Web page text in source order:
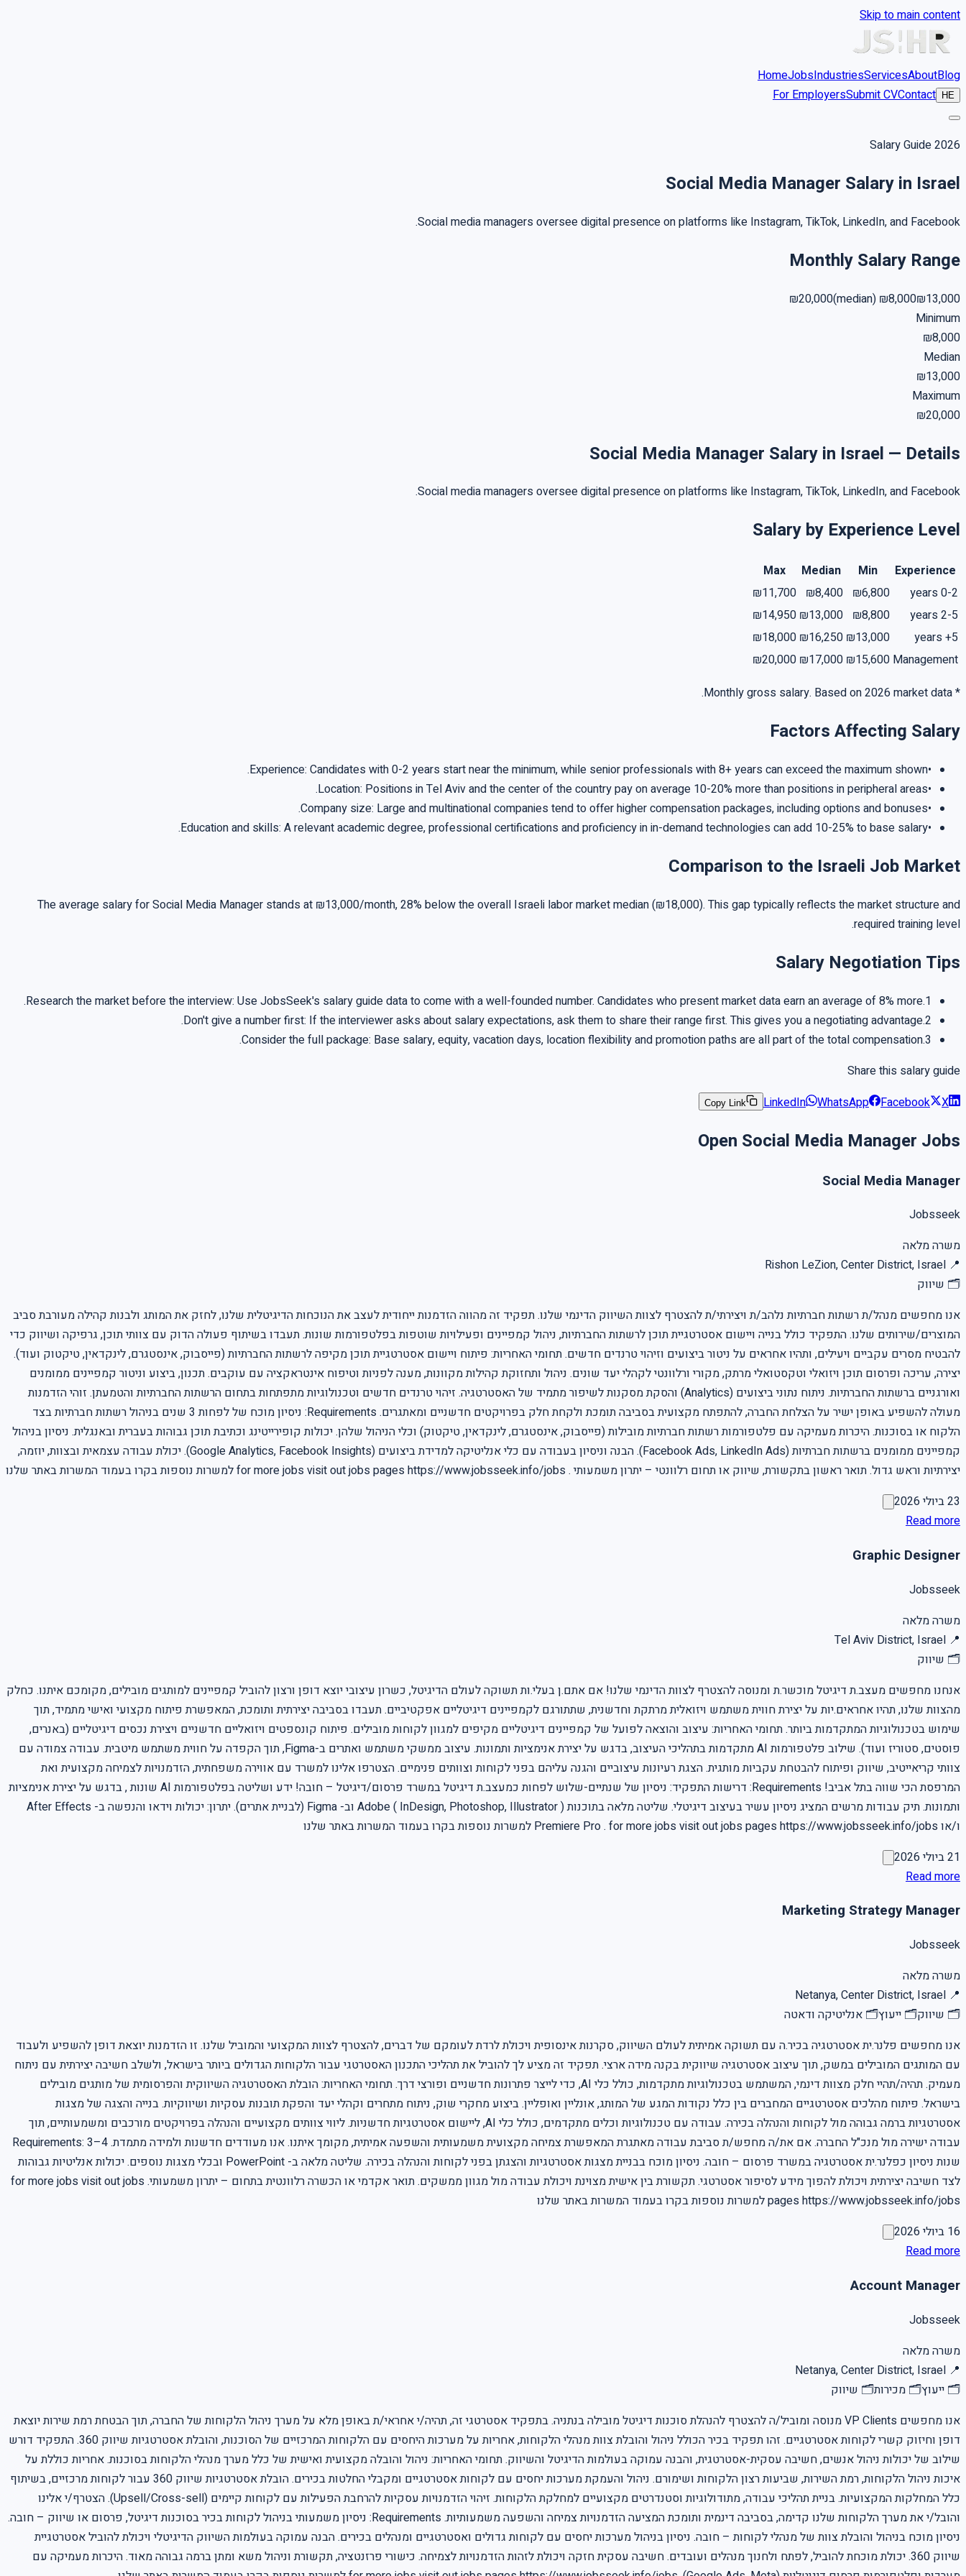
Skip to main content
HomeJobsIndustriesServicesAboutBlog
HE
For EmployersSubmit CVContact
Salary Guide 2026
Social Media Manager Salary in Israel
Social media managers oversee digital presence on platforms like Instagram, TikTok, LinkedIn, and Facebook.
Monthly Salary Range
₪8,000₪13,000
(median)
₪20,000
Minimum
₪8,000
Median
₪13,000
Maximum
₪20,000
Social Media Manager Salary in Israel — Details
Social media managers oversee digital presence on platforms like Instagram, TikTok, LinkedIn, and Facebook.
Salary by Experience Level
Experience
Min
Median
Max
0-2 years
₪6,800
₪8,400
₪11,700
2-5 years
₪8,800
₪13,000
₪14,950
5+ years
₪13,000
₪16,250
₪18,000
Management
₪15,600
₪17,000
₪20,000
* Monthly gross salary. Based on 2026 market data.
Factors Affecting Salary
•
Experience: Candidates with 0-2 years start near the minimum, while senior professionals with 8+ years can exceed the maximum shown.
•
Location: Positions in Tel Aviv and the center of the country pay on average 10-20% more than positions in peripheral areas.
•
Company size: Large and multinational companies tend to offer higher compensation packages, including options and bonuses.
•
Education and skills: A relevant academic degree, professional certifications and proficiency in in-demand technologies can add 10-25% to base salary.
Comparison to the Israeli Job Market
The average salary for Social Media Manager stands at ₪13,000/month, 28% below the overall Israeli labor market median (₪18,000). This gap typically reflects the market structure and
required training level.
Salary Negotiation Tips
1.
Research the market before the interview: Use JobsSeek's salary guide data to come with a well-founded number. Candidates who present market data earn an average of 8% more.
2.
Don't give a number first: If the interviewer asks about salary expectations, ask them to share their range first. This gives you a negotiating advantage.
3.
Consider the full package: Base salary, equity, vacation days, location flexibility and promotion paths are all part of the total compensation.
Share this salary guide
LinkedIn
WhatsApp Facebook X
Copy Link
Open Social Media Manager Jobs
Social Media Manager
Jobsseek
משרה מלאה
📍
Rishon LeZion, Center District, Israel
🗂 שיווק
אנו מחפשים מנהל/ת רשתות חברתיות נלהב/ת ויצירתי/ת להצטרף לצוות השיווק הדינמי שלנו. תפקיד זה מהווה הזדמנות ייחודית לעצב את הנוכחות הדיגיטלית שלנו, לחזק את המותג ולבנות קהילה מעורבת סביב
המוצרים/שירותים שלנו. התפקיד כולל בנייה ויישום אסטרטגיית תוכן לרשתות החברתיות, ניהול קמפיינים ופעילויות שוטפות בפלטפורמות שונות. תעבדו בשיתוף פעולה הדוק עם צוותי תוכן, גרפיקה ושיווק כדי
להבטיח מסרים עקביים ויעילים, ותהיו אחראים על ניטור ביצועים וזיהוי טרנדים חדשים. תחומי האחריות: פיתוח ויישום אסטרטגיית תוכן מקיפה לרשתות החברתיות (פייסבוק, אינסטגרם, לינקדאין, טיקטוק ועוד).
יצירה, עריכה ופרסום תוכן ויזואלי וטקסטואלי מרתק, מקורי ורלוונטי לקהלי יעד שונים. ניהול ותחזוקת קהילות מקוונות, מענה לפניות וטיפוח אינטראקציה עם עוקבים. תכנון, ביצוע וניטור קמפיינים ממומנים
ואורגניים ברשתות החברתיות. ניתוח נתוני ביצועים (Analytics) והסקת מסקנות לשיפור מתמיד של האסטרטגיה. זיהוי טרנדים חדשים וטכנולוגיות מתפתחות בתחום הרשתות החברתיות והטמעתן. זוהי הזדמנות
מעולה להשפיע באופן ישיר על הצלחת החברה, להתפתח מקצועית בסביבה תומכת ולקחת חלק בפרויקטים חדשניים ומאתגרים. Requirements: ניסיון מוכח של לפחות 3 שנים בניהול רשתות חברתיות בצד
הלקוח או בסוכנות. היכרות מעמיקה עם פלטפורמות רשתות חברתיות מובילות (פייסבוק, אינסטגרם, לינקדאין, טיקטוק) וכלי הניהול שלהן. יכולות קופירייטינג וכתיבת תוכן גבוהות בעברית ובאנגלית. ניסיון בניהול
קמפיינים ממומנים ברשתות חברתיות (Facebook Ads, LinkedIn Ads). הבנה וניסיון בעבודה עם כלי אנליטיקה למדידת ביצועים (Google Analytics, Facebook Insights). יכולת עבודה עצמאית ובצוות, יוזמה,
יצירתיות וראש גדול. תואר ראשון בתקשורת, שיווק או תחום רלוונטי – יתרון משמעותי . for more jobs visit out jobs pages https://www.jobsseek.info/jobs למשרות נוספות בקרו בעמוד המשרות באתר שלנו
23 ביולי 2026
Read more
Graphic Designer
Jobsseek
משרה מלאה
📍
Tel Aviv District, Israel
🗂 שיווק
אנחנו מחפשים מעצב.ת דיגיטל מוכשר.ת ומנוסה להצטרף לצוות הדינמי שלנו! אם אתם.ן בעלי.ות תשוקה לעולם הדיגיטל, כשרון עיצובי יוצא דופן ורצון להוביל קמפיינים למותגים מובילים, מקומכם איתנו. כחלק
מהצוות שלנו, תהיו אחראים.יות על יצירת חווית משתמש ויזואלית מרתקת וחדשנית, שתתורגם לקמפיינים דיגיטליים אפקטיביים. תעבדו בסביבה יצירתית ותומכת, המאפשרת פיתוח מקצועי ואישי מתמיד, תוך
שימוש בטכנולוגיות המתקדמות ביותר. תחומי האחריות: עיצוב והוצאה לפועל של קמפיינים דיגיטליים מקיפים למגוון לקוחות מובילים. פיתוח קונספטים ויזואליים חדשניים ויצירת נכסים דיגיטליים (באנרים,
פוסטים, סטוריז ועוד). שילוב פלטפורמות AI מתקדמות בתהליכי העיצוב, בדגש על יצירת אנימציות ותמונות. עיצוב ממשקי משתמש ואתרים ב-Figma, תוך הקפדה על חווית משתמש מיטבית. עבודה צמודה עם
צוותי קריאייטיב, שיווק ופיתוח להבטחת עקביות מותגית. הצגת רעיונות עיצוביים והגנה עליהם בפני לקוחות וצוותים פנימיים. הצטרפו אלינו למשרד עם אווירה משפחתית, הזדמנויות לצמיחה מקצועית ואת
המרפסת הכי שווה בתל אביב! Requirements: דרישות התפקיד: ניסיון של שנתיים-שלוש לפחות כמעצב.ת דיגיטל במשרד פרסום/דיגיטל – חובה! ידע ושליטה בפלטפורמות AI שונות , בדגש על יצירת אנימציות
ותמונות. תיק עבודות מרשים המציג ניסיון עשיר בעיצוב דיגיטלי. שליטה מלאה בתוכנות Adobe ( InDesign, Photoshop, Illustrator ) וב- Figma (לבניית אתרים). יתרון: יכולות וידאו והנפשה ב- After Effects
ו/או Premiere Pro . for more jobs visit out jobs pages https://www.jobsseek.info/jobs למשרות נוספות בקרו בעמוד המשרות באתר שלנו
21 ביולי 2026
Read more
Marketing Strategy Manager
Jobsseek
משרה מלאה
📍
Netanya, Center District, Israel
🗂 שיווק🗂 ייעוץ🗂 אנליטיקה ודאטה
אנו מחפשים פלנר.ית אסטרטגיה בכיר.ה עם תשוקה אמיתית לעולם השיווק, סקרנות אינסופית ויכולת לרדת לעומקם של דברים, להצטרף לצוות המקצועי והמוביל שלנו. זו הזדמנות יוצאת דופן להשפיע ולעבוד
עם המותגים המובילים במשק, תוך עיצוב אסטרטגיה שיווקית בקנה מידה ארצי. תפקיד זה מציע לך להוביל את תהליכי התכנון האסטרטגי עבור הלקוחות הגדולים ביותר בישראל, ולשלב חשיבה יצירתית עם ניתוח
מעמיק. תהיה/תהיי חלק מצוות דינמי, המשתמש בטכנולוגיות מתקדמות, כולל כלי AI, כדי לייצר פתרונות חדשניים ופורצי דרך. תחומי האחריות: הובלת האסטרטגיה השיווקית והפרסומית של מותגים מובילים
בישראל. פיתוח מהלכים אסטרטגיים המחברים בין כלל נקודות המגע של המותג, אונליין ואופליין. ביצוע מחקרי שוק, ניתוח מתחרים וקהלי יעד והפקת תובנות עסקיות ושיווקיות. בנייה והצגה של מצגות
אסטרטגיות ברמה גבוהה מול לקוחות והנהלה בכירה. עבודה עם טכנולוגיות וכלים מתקדמים, כולל כלי AI, ליישום אסטרטגיות חדשניות. ליווי צוותים מקצועיים והנהלה בפרויקטים מורכבים ומשמעותיים, תוך
עבודה ישירה מול מנכ"ל החברה. אם את/ה מחפש/ת סביבת עבודה מאתגרת המאפשרת צמיחה מקצועית משמעותית והשפעה אמיתית, מקומך איתנו. אנו מעודדים חדשנות ולמידה מתמדת. Requirements: 3–4
שנות ניסיון כפלנר.ית אסטרטגיה במשרד פרסום – חובה. ניסיון מוכח בבניית מצגות אסטרטגיות והצגתן בפני לקוחות והנהלה בכירה. שליטה מלאה ב- PowerPoint ובכלי מצגות נוספים. יכולות אנליטיות גבוהות
לצד חשיבה יצירתית ויכולת להפוך מידע לסיפור אסטרטגי. תקשורת בין אישית מצוינת ויכולת עבודה מול מגוון ממשקים. תואר אקדמי או הכשרה רלוונטית בתחום – יתרון משמעותי. for more jobs visit out jobs
pages https://www.jobsseek.info/jobs למשרות נוספות בקרו בעמוד המשרות באתר שלנו
16 ביולי 2026
Read more
Account Manager
Jobsseek
משרה מלאה
📍
Netanya, Center District, Israel
🗂 ייעוץ🗂 מכירות🗂 שיווק
אנו מחפשים VP Clients מנוסה ומוביל/ה להצטרף להנהלת סוכנות דיגיטל מובילה בנתניה. בתפקיד אסטרטגי זה, תהיה/י אחראי/ת באופן מלא על מערך ניהול הלקוחות של החברה, תוך הבטחת רמת שירות יוצאת
דופן וחיזוק קשרי לקוחות אסטרטגיים. זהו תפקיד בכיר הכולל ניהול והובלת צוות מנהלי הלקוחות, אחריות על מערכות היחסים עם הלקוחות המרכזיים של הסוכנות, והובלת אסטרטגיות שיווק 360. התפקיד דורש
שילוב של יכולות ניהול אנשים, חשיבה עסקית-אסטרטגית, והבנה עמוקה בעולמות הדיגיטל והשיווק. תחומי האחריות: ניהול והובלה מקצועית ואישית של כלל מערך מנהלי הלקוחות בסוכנות. אחריות כוללת על
איכות ניהול הלקוחות, רמת השירות, שביעות רצון הלקוחות ושימורם. ניהול והעמקת מערכות יחסים עם לקוחות אסטרטגיים ומקבלי החלטות בכירים. הובלת אסטרטגיות שיווק 360 עבור לקוחות מרכזיים, בשיתוף
כלל המחלקות המקצועיות. בניית תהליכי עבודה, מתודולוגיות וסטנדרטים מקצועיים למחלקת הלקוחות. זיהוי הזדמנויות עסקיות להרחבת הפעילות עם לקוחות קיימים (Upsell/Cross-sell). הצטרף/י אלינו
והובל/י את מערך הלקוחות שלנו קדימה, בסביבה דינמית ותומכת המציעה הזדמנויות צמיחה והשפעה משמעותיות. Requirements: ניסיון משמעותי בניהול לקוחות בכיר בסוכנות דיגיטל, פרסום או שיווק – חובה.
ניסיון מוכח בניהול והובלת צוות של מנהלי לקוחות – חובה. ניסיון בניהול מערכות יחסים עם לקוחות גדולים ואסטרטגיים ומנהלים בכירים. הבנה עמוקה בעולמות השיווק הדיגיטלי ויכולת להוביל אסטרטגיית
שיווק 360. יכולת מוכחת להוביל, לפתח ולחנוך מנהלים ועובדים. חשיבה עסקית חזקה ויכולת לזהות הזדמנויות לצמיחה. כישורי פרזנטציה, תקשורת וניהול משא ומתן ברמה גבוהה מאוד. היכרות מעמיקה עם